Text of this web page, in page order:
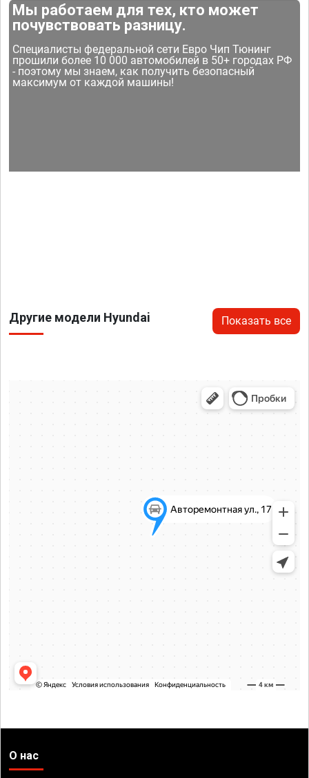
Мы работаем для тех, кто может
почувствовать разницу.
Специалисты федеральной сети Евро Чип Тюнинг
прошили более 10 000 автомобилей в 50+ городах РФ
- поэтому мы знаем, как получить безопасный
максимум от каждой машины!
Другие модели Hyundai Показать все
О нас